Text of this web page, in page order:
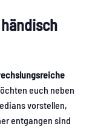
euch neben
vorstellen,
entgangen sind